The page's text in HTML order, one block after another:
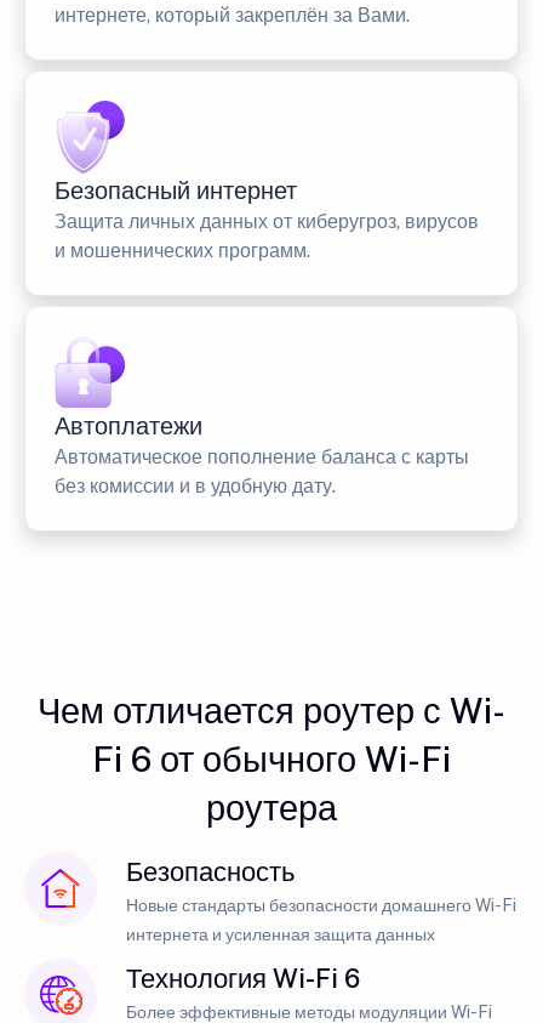
интернете, который закреплён за Вами.
Безопасный интернет
Защита личных данных от киберугроз, вирусов
и мошеннических программ.
Автоплатежи
Автоматическое пополнение баланса с карты
без комиссии и в удобную дату.
Чем отличается роутер с Wi-
Fi 6 от обычного Wi-Fi
роутера
Безопасность
Новые стандарты безопасности домашнего Wi-Fi
интернета и усиленная защита данных
Технология Wi-Fi 6
Более эффективные методы модуляции Wi-Fi